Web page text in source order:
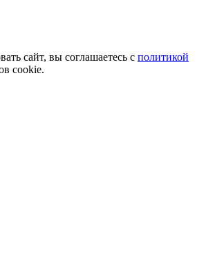
сайт, вы соглашаетесь с политикой
cookie.